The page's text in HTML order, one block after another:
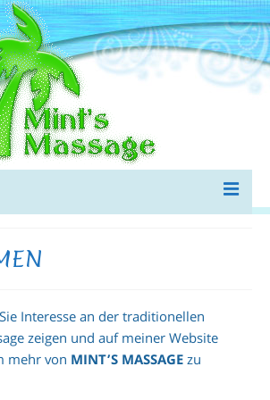
Interesse an der traditionellen
zeigen und auf meiner Website
mehr von MINT’S MASSAGEzu